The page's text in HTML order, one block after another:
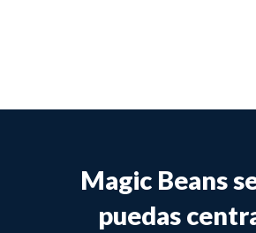
Magic Beans
puedas